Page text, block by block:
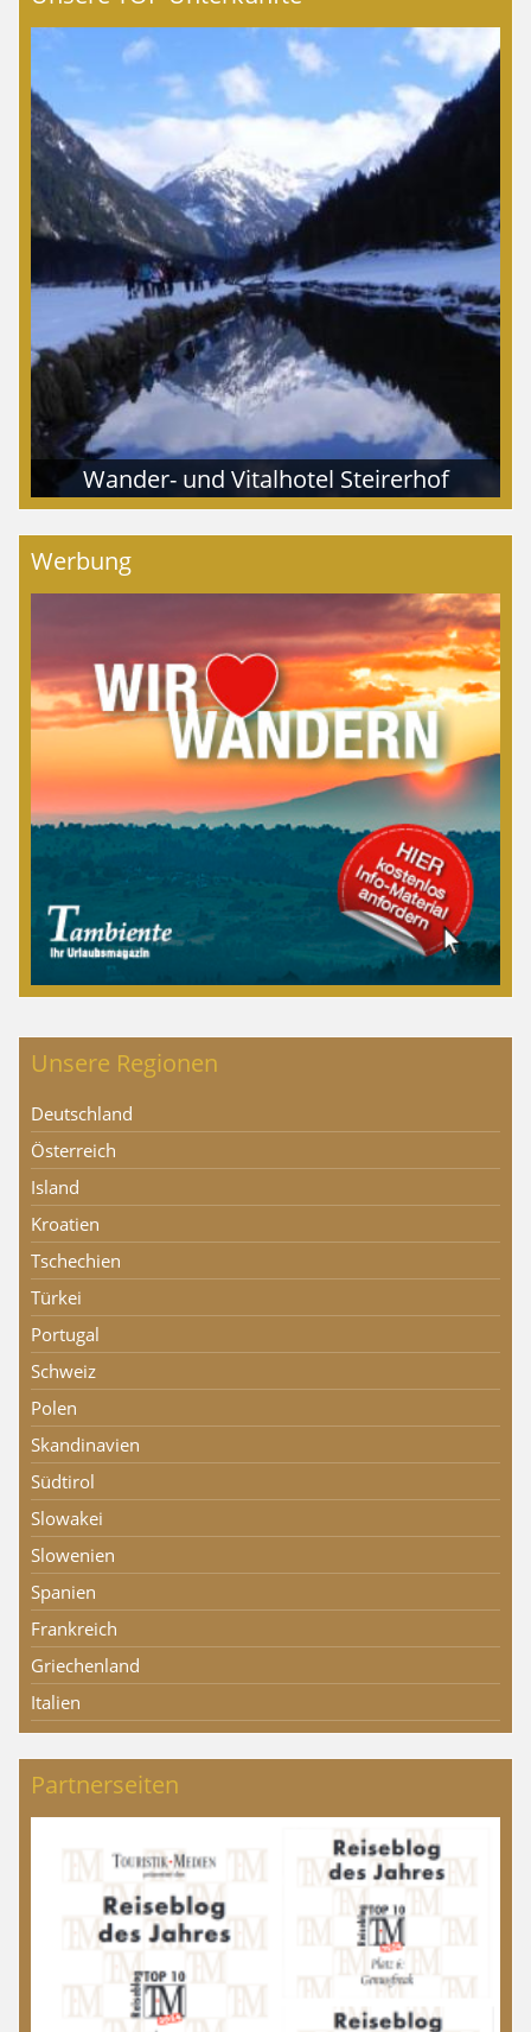
Wander- und Vitalhotel Steirerhof
Werbung
Unsere Regionen
Deutschland
Österreich
Island
Kroatien
Tschechien
Türkei
Portugal
Schweiz
Polen
Skandinavien
Südtirol
Slowakei
Slowenien
Spanien
Frankreich
Griechenland
Italien
Partnerseiten